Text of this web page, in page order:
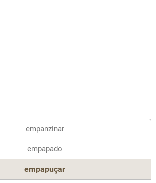
empanzinar
empapado
empapuçar